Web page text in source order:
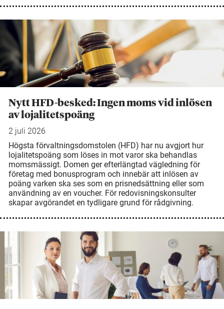
Nytt HFD-besked: Ingen moms vid inlösen
av lojalitetspoäng
2 juli 2026
Högsta förvaltningsdomstolen (HFD) har nu avgjort hur
lojalitetspoäng som löses in mot varor ska behandlas
momsmässigt. Domen ger efterlängtad vägledning för
företag med bonusprogram och innebär att inlösen av
poäng varken ska ses som en prisnedsättning eller som
användning av en voucher. För redovisningskonsulter
skapar avgörandet en tydligare grund för rådgivning.